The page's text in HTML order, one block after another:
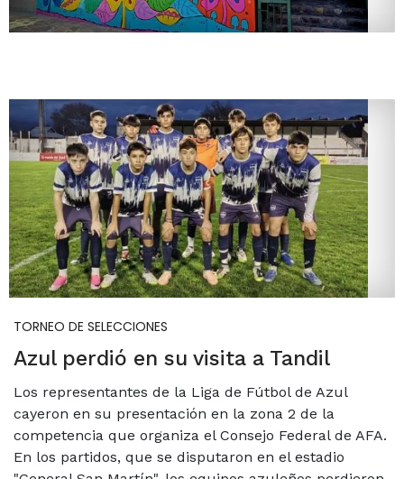
TORNEO DE SELECCIONES
Azul perdió en su visita a Tandil
Los representantes de la Liga de Fútbol de Azul
cayeron en su presentación en la zona 2 de la
competencia que organiza el Consejo Federal de AFA.
En los partidos, que se disputaron en el estadio